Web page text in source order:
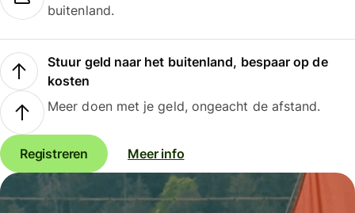
buitenland.
Stuur geld naar het buitenland, bespaar op de
kosten
Meer doen met je geld, ongeacht de afstand.
Registreren Meer info